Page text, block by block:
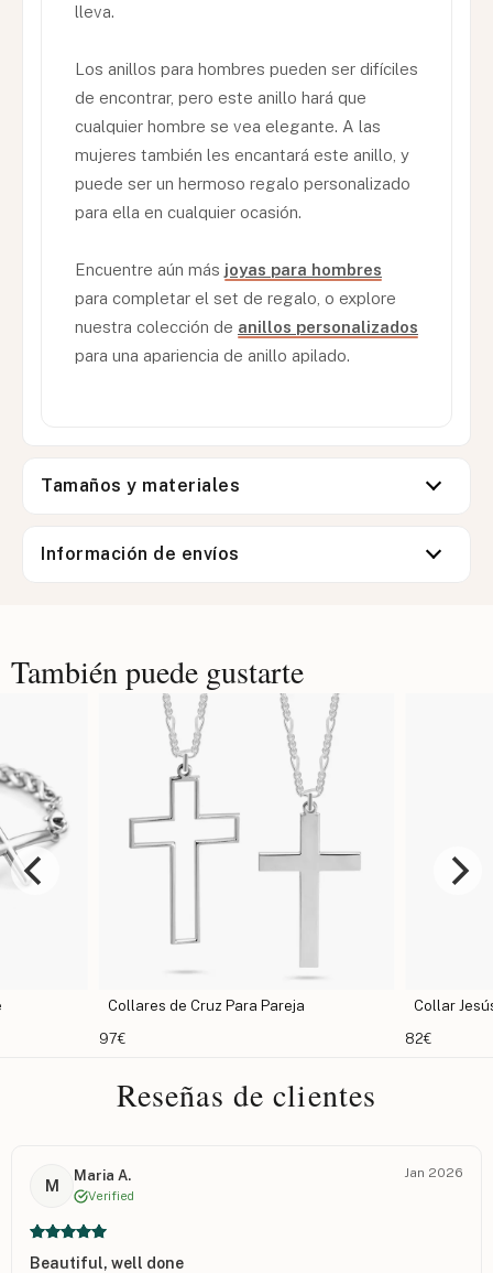
lleva.
Los anillos para hombres pueden ser difíciles
de encontrar, pero este anillo hará que
cualquier hombre se vea elegante. A las
mujeres también les encantará este anillo, y
puede ser un hermoso regalo personalizado
para ella en cualquier ocasión.
Encuentre aún más joyas para hombres
para completar el set de regalo, o explore
nuestra colección de anillos personalizados
para una apariencia de anillo apilado.
Tamaños y materiales
Información de envíos
También puede gustarte
Collar Jesús de Cruz
Reseñas de clientes
M
Maria A.
Verified
Jan 2026
Beautiful, well done